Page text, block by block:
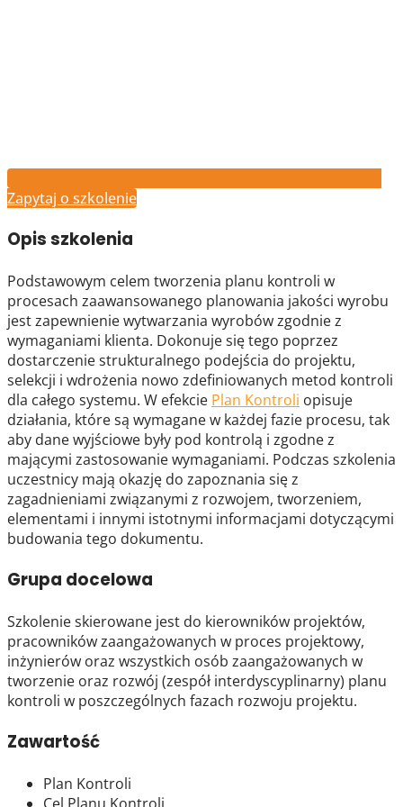
Zapytaj o szkolenie
Opis szkolenia
Podstawowym celem tworzenia planu kontroli w
procesach zaawansowanego planowania jakości wyrobu
jest zapewnienie wytwarzania wyrobów zgodnie z
wymaganiami klienta. Dokonuje się tego poprzez
dostarczenie strukturalnego podejścia do projektu,
selekcji i wdrożenia nowo zdefiniowanych metod kontroli
dla całego systemu. W efekcie Plan Kontroli opisuje
działania, które są wymagane w każdej fazie procesu, tak
aby dane wyjściowe były pod kontrolą i zgodne z
mającymi zastosowanie wymaganiami. Podczas szkolenia
uczestnicy mają okazję do zapoznania się z
zagadnieniami związanymi z rozwojem, tworzeniem,
elementami i innymi istotnymi informacjami dotyczącymi
budowania tego dokumentu.
Grupa docelowa
Szkolenie skierowane jest do kierowników projektów,
pracowników zaangażowanych w proces projektowy,
inżynierów oraz wszystkich osób zaangażowanych w
tworzenie oraz rozwój (zespół interdyscyplinarny) planu
kontroli w poszczególnych fazach rozwoju projektu.
Zawartość
Plan Kontroli